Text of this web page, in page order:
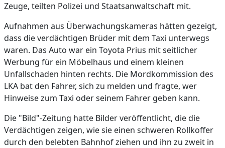
Zeuge, teilten Polizei und Staatsanwaltschaft mit.
Aufnahmen aus Überwachungskameras hätten gezeigt,
dass die verdächtigen Brüder mit dem Taxi unterwegs
waren. Das Auto war ein Toyota Prius mit seitlicher
Werbung für ein Möbelhaus und einem kleinen
Unfallschaden hinten rechts. Die Mordkommission des
LKA bat den Fahrer, sich zu melden und fragte, wer
Hinweise zum Taxi oder seinem Fahrer geben kann.
Die "Bild"-Zeitung hatte Bilder veröffentlicht, die die
Verdächtigen zeigen, wie sie einen schweren Rollkoffer
durch den belebten Bahnhof ziehen und ihn zu zweit in